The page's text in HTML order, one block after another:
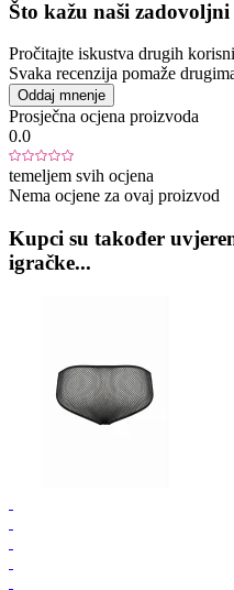
Što kažu naši
Pročitajte iskustva drugih
Svaka recenzija pomaže
Oddaj mnenje
Prosječna ocjena proizvoda
0.0
temeljem svih ocjena
Nema ocjene za ovaj proizvod
Kupci su također
igračke...